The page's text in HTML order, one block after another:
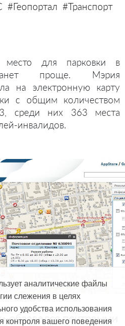
#Геопортал #Транспорт
место для парковки в
проще. Мэрия
на электронную карту
с общим количеством
среди них 363 места
инвалидов.
обзавелся почтовыми
аналитические файлы
слежения в целях
удобства использования
контроля вашего поведения